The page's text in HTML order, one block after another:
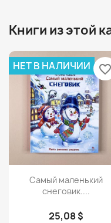
Книги из этой
Просмотр
Самый маленький
снеговик....
25,08 $
НЕТ В НАЛИЧИИ favorite_border